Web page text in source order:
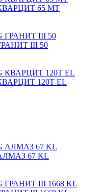
КВАРЦИТ 65 МТ
III 50
120Т EL
67 KL